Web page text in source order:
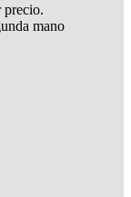
precio.
mano